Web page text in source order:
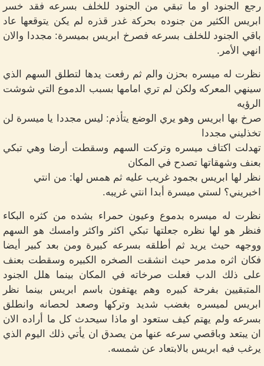
رجع الجنود او ما تبقي من الجنود للخلف بسرعه فقد خسر
ابريس الكثير من جنوده بحركة غدر قذره لم يكن يتوقعها عاد
باقي الجنود للخلف بسرعه فصرخ ابريس بميسرة: مجددا والان
انهي الأمر.
نظرت له ميسره بحزن والم ثم رفعت يدها لتطلق السهم الذي
سينهي المعركه ولكن لم تري امامها بسبب الدموع التي شوشت
الرؤيه
صرخ بها ابريس وهو يري الوضع يتأذم: ليس مجددا يا ميسرة لن
تخذليني مجددا
تهدلت اكتاف ميسره وتركت السهم وسقطت أرضا وهي تبكي
بعنف وشهقاتها تصدح في المكان
نظر لها ابريس بجمود غريب عليه ثم همس لها: من انتي
اخبريني؟ لستي ميسرة أبدا انتي غريبه.
نظرت له ميسره بدموع وعيون حمراء بشده من كثره البكاء
فنظر هو لها نظره جعلتها تبكي اكثر واكثر وامسك هو السهم
ووجهه حيث يريد ثم أطلقه بسرعه كبيرة ومن بعد كبير أيضا
فكان اثره مدمر حيث انشقت الصخره الكبيره وسقطت بعنف
على ذلك الدب فعلت صرخاته في المكان بينما هلل الجنود
المتبقيين بفرحة كبيره وهم يهتفون باسم ابريس بينما نظر
ابريس لميسره بغضب شديد وتركها وصعد لحصانه وانطلق
بسرعه ولم يهتم كيف ستعود او ماذا سيحدث كل ما أراده الان
ان يبتعد وباقصي سرعه عنها من يصدق ان يأتي ذلك اليوم الذي
يرغب فيه ابريس بالابتعاد عن شمسه.